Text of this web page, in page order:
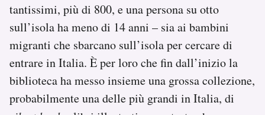
tantissimi, più di 800, e una persona su otto
sull’isola ha meno di 14 anni – sia ai bambini
migranti che sbarcano sull’isola per cercare di
entrare in Italia. È per loro che fin dall’inizio la
biblioteca ha messo insieme una grossa collezione,
probabilmente una delle più grandi in Italia, di